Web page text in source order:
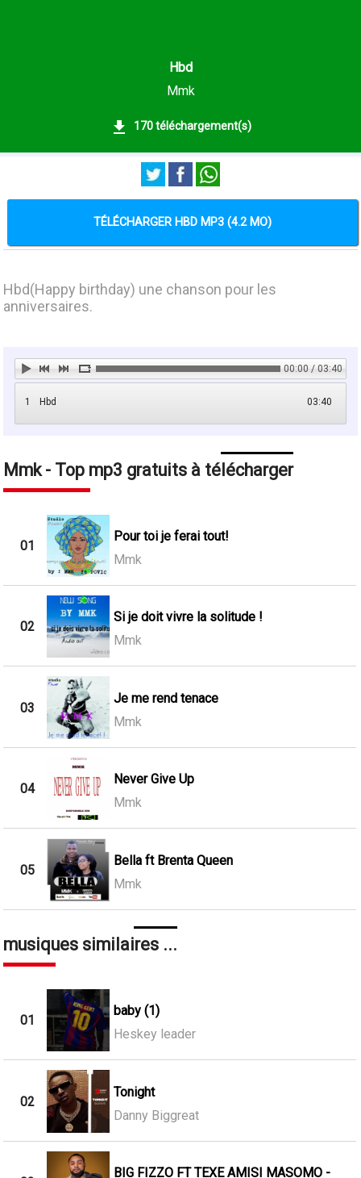
Hbd
Mmk
170 téléchargement(s)
TÉLÉCHARGER HBD MP3 (4.2 MO)
Hbd(Happy birthday) une chanson pour les
anniversaires.
00:00 / 03:40
1 03:40
Hbd
Mmk - Top mp3 gratuits à télécharger
01
Pour toi je ferai tout!
Mmk
02
Si je doit vivre la solitude !
Mmk
03
Je me rend tenace
Mmk
04
Never Give Up
Mmk
05
Bella ft Brenta Queen
Mmk
musiques similaires ...
01
baby (1)
Heskey leader
02
Tonight
Danny Biggreat
BIG FIZZO FT TEXE AMISI MASOMO -